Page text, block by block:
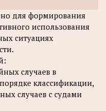
для формирования
использования
ситуациях
случаев в
классификации,
случаев с судами